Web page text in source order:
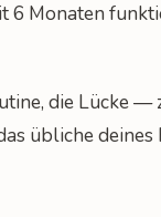
6 Monaten
die Lücke
übliche